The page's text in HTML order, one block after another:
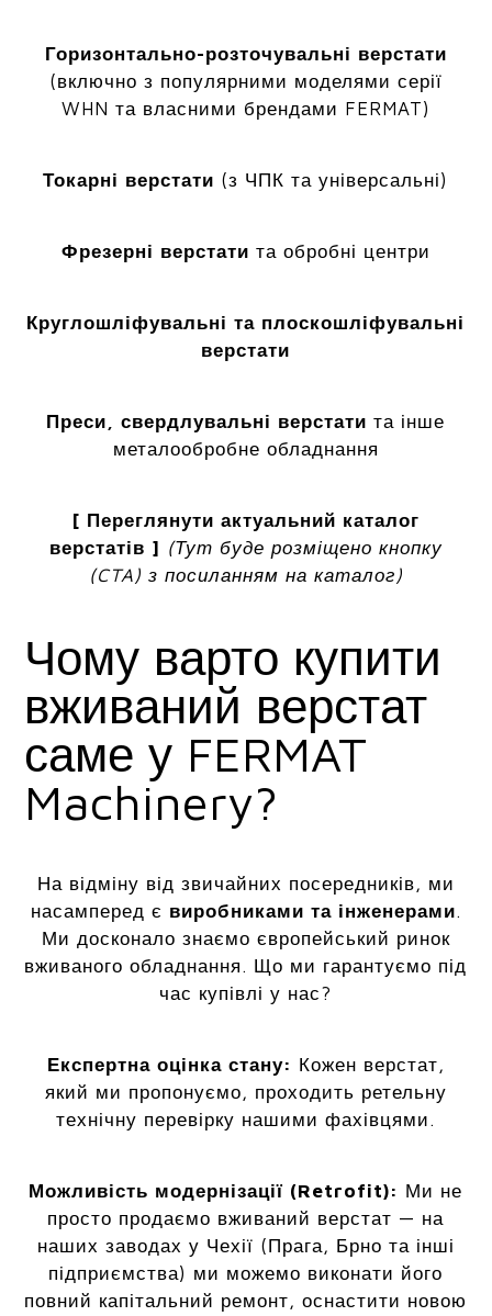
Горизонтально-розточувальні верстати
(включно з популярними моделями серії
WHN та власними брендами FERMAT)
Токарні верстати (з ЧПК та універсальні)
Фрезерні верстати та обробні центри
Круглошліфувальні та плоскошліфувальні
верстати
Преси, свердлувальні верстати та інше
металообробне обладнання
[ Переглянути актуальний каталог
верстатів ] (Тут буде розміщено кнопку
(CTA) з посиланням на каталог)
Чому варто купити
вживаний верстат
саме у FERMAT
Machinery?
На відміну від звичайних посередників, ми
насамперед є виробниками та інженерами.
Ми досконало знаємо європейський ринок
вживаного обладнання. Що ми гарантуємо під
час купівлі у нас?
Експертна оцінка стану: Кожен верстат,
який ми пропонуємо, проходить ретельну
технічну перевірку нашими фахівцями.
Можливість модернізації (Retrofit): Ми не
просто продаємо вживаний верстат — на
наших заводах у Чехії (Прага, Брно та інші
підприємства) ми можемо виконати його
повний капітальний ремонт, оснастити новою